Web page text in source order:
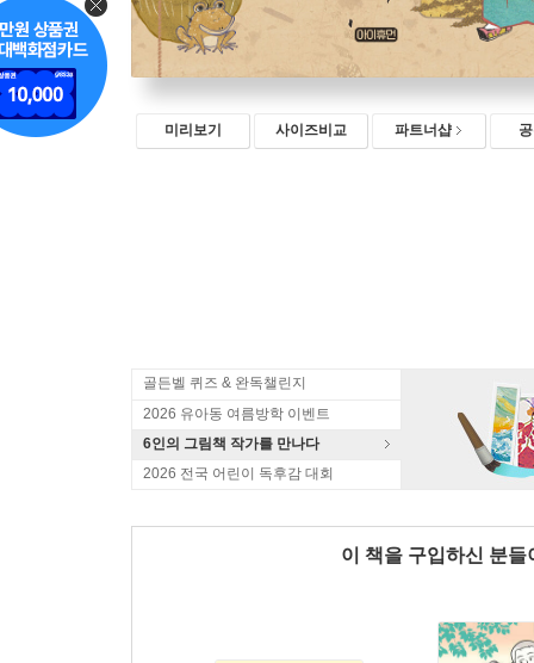
미리보기 사이즈비교 파트너샵
골든벨 퀴즈 & 완독챌린지
2026 유아동 여름방학 이벤트
6인의 그림책 작가를 만나다
2026 전국 어린이 독후감 대회
이 책을 구입하신 분